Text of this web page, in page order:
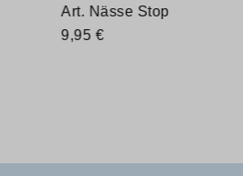
Art. Nässe Stop
9,95 €